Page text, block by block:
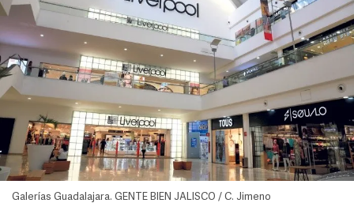
Galerías Guadalajara. GENTE BIEN JALISCO / C. Jimeno